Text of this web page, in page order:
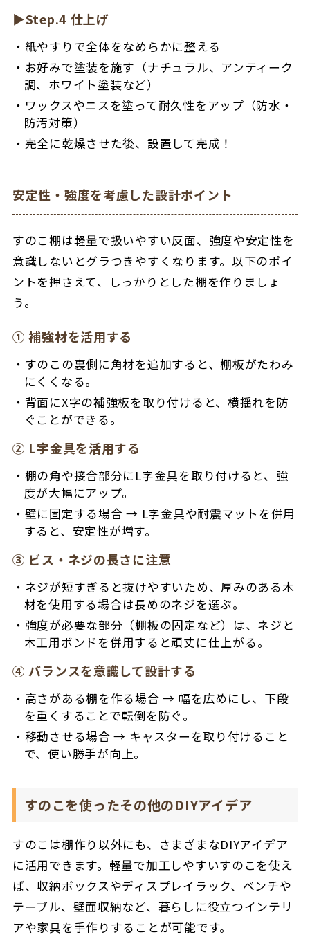
▶Step.4 仕上げ
紙やすりで全体をなめらかに整える
お好みで塗装を施す（ナチュラル、アンティーク
調、ホワイト塗装など）
ワックスやニスを塗って耐久性をアップ（防水・
防汚対策）
完全に乾燥させた後、設置して完成！
安定性・強度を考慮した設計ポイント
すのこ棚は軽量で扱いやすい反面、強度や安定性を
意識しないとグラつきやすくなります。以下のポイ
ントを押さえて、しっかりとした棚を作りましょ
う。
① 補強材を活用する
すのこの裏側に角材を追加すると、棚板がたわみ
にくくなる。
背面にX字の補強板を取り付けると、横揺れを防
ぐことができる。
② L字金具を活用する
棚の角や接合部分にL字金具を取り付けると、強
度が大幅にアップ。
壁に固定する場合 → L字金具や耐震マットを併用
すると、安定性が増す。
③ ビス・ネジの長さに注意
ネジが短すぎると抜けやすいため、厚みのある木
材を使用する場合は長めのネジを選ぶ。
強度が必要な部分（棚板の固定など）は、ネジと
木工用ボンドを併用すると頑丈に仕上がる。
④ バランスを意識して設計する
高さがある棚を作る場合 → 幅を広めにし、下段
を重くすることで転倒を防ぐ。
移動させる場合 → キャスターを取り付けること
で、使い勝手が向上。
すのこを使ったその他のDIYアイデア
すのこは棚作り以外にも、さまざまなDIYアイデア
に活用できます。軽量で加工しやすいすのこを使え
ば、収納ボックスやディスプレイラック、ベンチや
テーブル、壁面収納など、暮らしに役立つインテリ
アや家具を手作りすることが可能です。